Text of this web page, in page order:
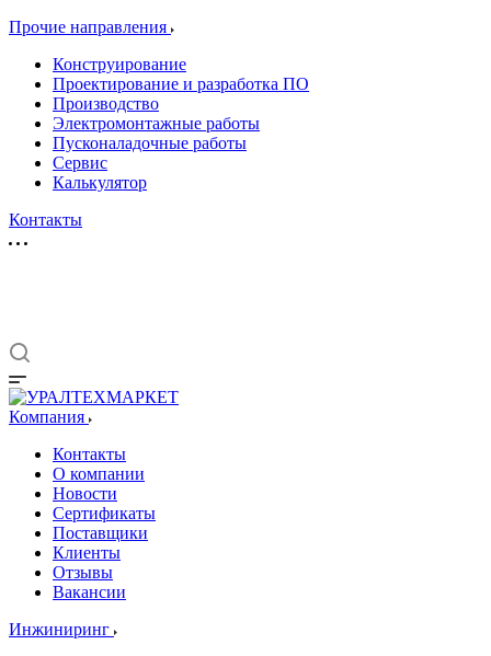
Прочие направления
Конструирование
Проектирование и разработка ПО
Производство
Электромонтажные работы
Пусконаладочные работы
Сервис
Калькулятор
Контакты
Компания
Контакты
О компании
Новости
Сертификаты
Поставщики
Клиенты
Отзывы
Вакансии
Инжиниринг